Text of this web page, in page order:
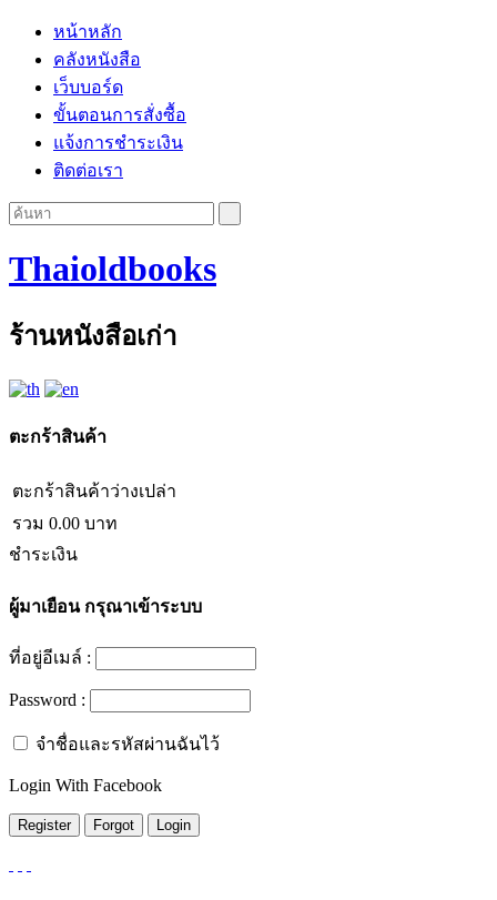
หน้าหลัก
คลังหนังสือ
เว็บบอร์ด
ขั้นตอนการสั่งซื้อ
แจ้งการชำระเงิน
ติดต่อเรา
Thaioldbooks
ร้านหนังสือเก่า
ตะกร้าสินค้า
ตะกร้าสินค้าว่างเปล่า
รวม 0.00 บาท
ชำระเงิน
ผู้มาเยือนกรุณาเข้าระบบ
ที่อยู่อีเมล์ :
Password :
จำชื่อและรหัสผ่านฉันไว้
Login With Facebook